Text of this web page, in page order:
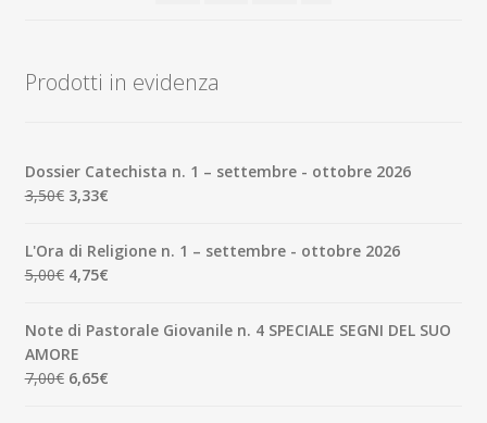
Prodotti in evidenza
Dossier Catechista n. 1 – settembre - ottobre 2026
3,50€ Il
originale
era:
3,50€.
3,33€Il
attuale
è:
L'Ora di Religione n. 1 – settembre - ottobre 2026
5,00€ Il
originale
era:
5,00€.
4,75€Il
attuale
4,75€.
Note di Pastorale Giovanile n. 4 SPECIALE SEGNI DEL SUO
AMORE
7,00€ Il
6,65€Il